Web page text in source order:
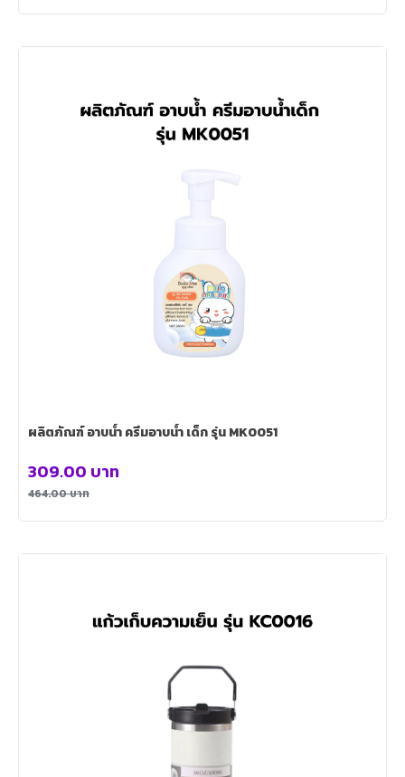
ผลิตภัณฑ์ อาบน้ำ ครีมอาบน้ำ เด็ก รุ่น MK0051
464.00บาท
309.00 บาท